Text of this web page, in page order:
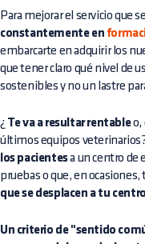
Para mejorar el servicio que
constantemente en
embarcarte en adquirir los
que tener claro qué nivel de
sostenibles y no un lastre
¿ Te va a resultar rentableo,
últimos equipos
los pacientesa un centro de
pruebas o que, en ocasiones,
que se desplacen a tu centro
Un criterio de "sentido